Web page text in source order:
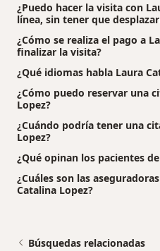
¿Puedo hacer la visita con
línea, sin tener que
¿Cómo se realiza el pago a
finalizar la visita?
¿Qué idiomas habla Laura
¿Cómo puedo reservar una
Lopez?
¿Cuándo podría tener una
Lopez?
¿Qué opinan los pacientes
¿Cuáles son las
Catalina Lopez?
Búsquedas relacionadas